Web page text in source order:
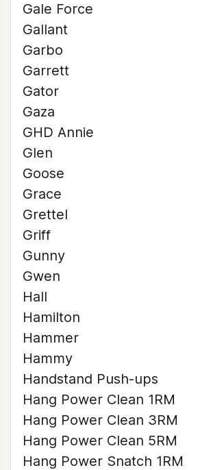
Gale Force
Gallant
Garbo
Garrett
Gator
Gaza
GHD Annie
Glen
Goose
Grace
Grettel
Griff
Gunny
Gwen
Hall
Hamilton
Hammer
Hammy
Handstand Push-ups
Hang Power Clean 1RM
Hang Power Clean 3RM
Hang Power Clean 5RM
Hang Power Snatch 1RM